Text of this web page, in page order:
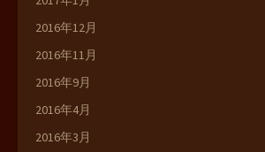
2016年12月
2016年11月
2016年9月
2016年4月
2016年3月